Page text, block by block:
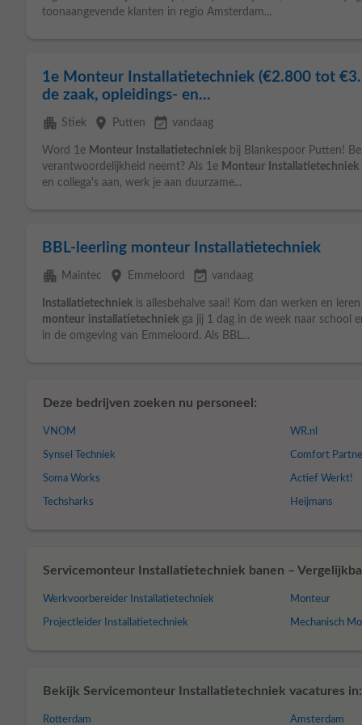
toonaangevende klanten in regio Amsterdam...
1e Monteur Installatietechniek (€2.800 tot
de zaak, opleidings- en...
apartment Stiek place Putten event_available vandaag
Word 1e Monteur Installatietechniek bij Blankespoor Putten!
verantwoordelijkheid neemt? Als 1e Monteur Installatietechniek
en collega's aan, werk je aan duurzame...
BBL-leerling monteur Installatietechniek
apartment Maintec place Emmeloord event_available vandaag
Installatietechniek is allesbehalve saai! Kom dan werken en
monteur installatietechniek ga jij 1 dag in de week naar school
in de omgeving van Emmeloord. Als BBL...
Deze bedrijven zoeken nu personeel:
VNOM
Synsel Techniek
Soma Works
Techsharks
WR.nl
Comfort
Actief Werkt!
Heijmans
Servicemonteur Installatietechniek banen –
Werkvoorbereider Installatietechniek
Projectleider Installatietechniek
Monteur
Mechanisch
Bekijk Servicemonteur Installatietechniek vacatures in:
Rotterdam Amsterdam